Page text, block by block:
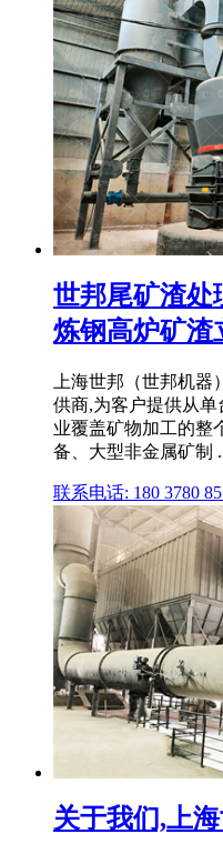
世邦尾矿渣处
炼钢高炉矿渣
上海世邦（世邦机
供商,为客户提供从
业覆盖矿物加工的整
备、大型非金属矿制 .
联系电话: 180 3780
关于我们,上